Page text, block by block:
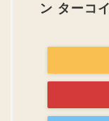
ン ターコ